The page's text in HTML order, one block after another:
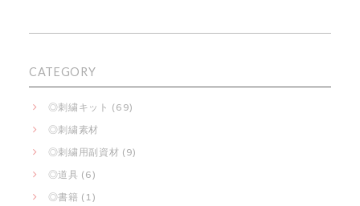
CATEGORY
◎刺繍キット (69)
◎刺繍素材
◎刺繍用副資材 (9)
◎道具 (6)
◎書籍 (1)